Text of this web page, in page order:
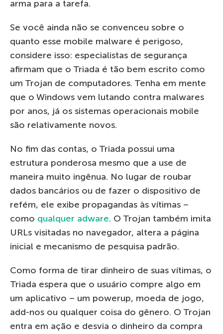
arma para a tarefa.
Se você ainda não se convenceu sobre o
quanto esse mobile malware é perigoso,
considere isso: especialistas de segurança
afirmam que o Triada é tão bem escrito como
um Trojan de computadores. Tenha em mente
que o Windows vem lutando contra malwares
por anos, já os sistemas operacionais mobile
são relativamente novos.
No fim das contas, o Triada possui uma
estrutura ponderosa mesmo que a use de
maneira muito ingênua. No lugar de roubar
dados bancários ou de fazer o dispositivo de
refém, ele exibe propagandas às vítimas –
como qualquer adware. O Trojan também imita
URLs visitadas no navegador, altera a página
inicial e mecanismo de pesquisa padrão.
Como forma de tirar dinheiro de suas vítimas, o
Triada espera que o usuário compre algo em
um aplicativo – um powerup, moeda de jogo,
add-nos ou qualquer coisa do gênero. O Trojan
entra em ação e desvia o dinheiro da compra